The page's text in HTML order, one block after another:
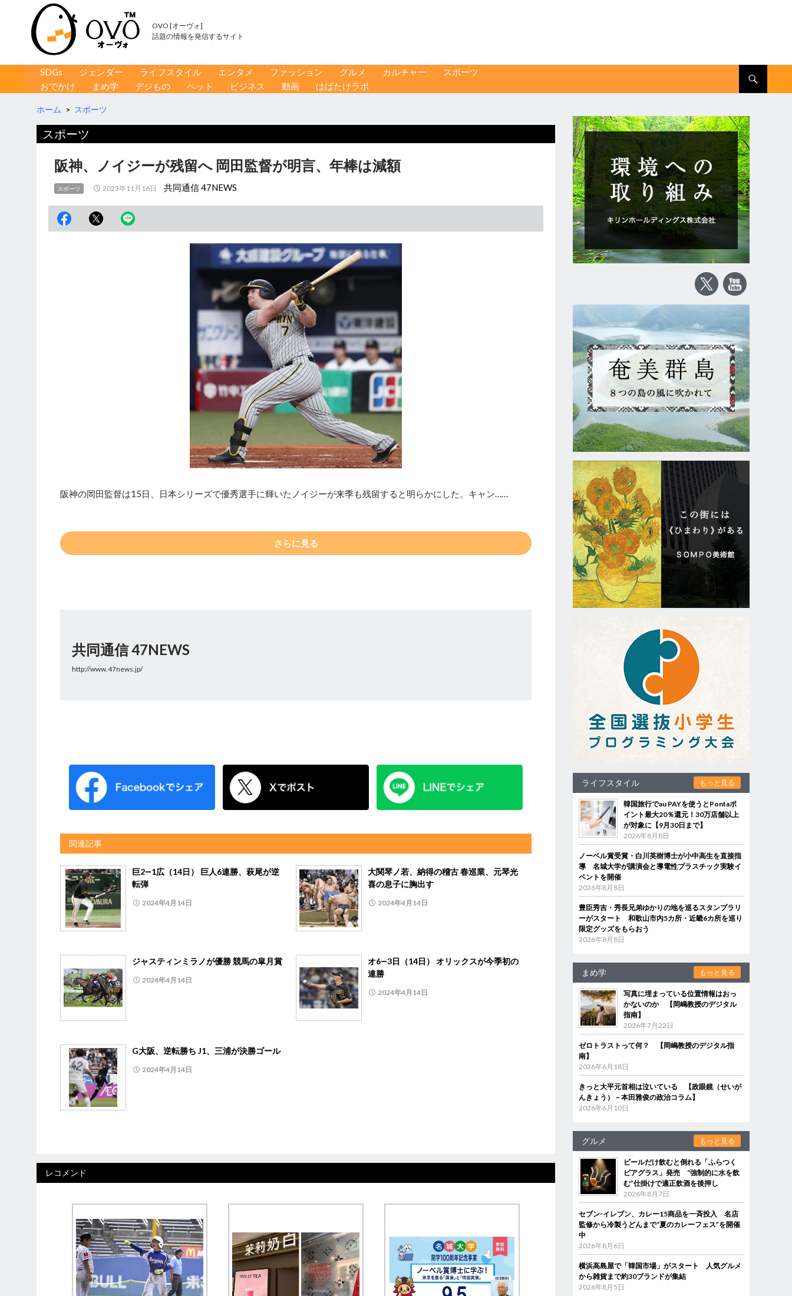
OVO [オーヴォ]
話題の情報を発信するサイト
コンテンツへ移動
SDGs ジェンダー ライフスタイル エンタメ ファッション グルメ カルチャー
スポーツ
おでかけ
まめ学 デジもの ペット ビジネス 動画 はばたけラボ
ホーム > スポーツ
スポーツ
阪神、ノイジーが残留へ 岡田監督が明言、年棒は減額
スポーツ 2023年11月16日 共同通信 47NEWS
阪神の岡田監督は15日、日本シリーズで優秀選手に輝いたノイジーが来季も残留すると明らかにした。キャン……
さらに見る
共同通信 47NEWS
http://www.47news.jp/
関連記事
巨2―1広（14日） 巨人6連勝、萩尾が逆
転弾
2024年4月14日
大関琴ノ若、納得の稽古 春巡業、元琴光
喜の息子に胸出す
2024年4月14日
ジャスティンミラノが優勝 競馬の皐月賞
2024年4月14日
オ6―3日（14日） オリックスが今季初の
連勝
2024年4月14日
G大阪、逆転勝ち J1、三浦が決勝ゴール
2024年4月14日
レコメンド
ライフスタイル もっと見る
韓国旅行でau PAYを使うとPontaポ
イント最大20％還元！30万店舗以上
が対象に【9月30日まで】
2026年8月8日
ノーベル賞受賞・白川英樹博士が小中高生を直接指
導 名城大学が講演会と導電性プラスチック実験イ
ベントを開催
2026年8月8日
豊臣秀吉・秀長兄弟ゆかりの地を巡るスタンプラリ
ーがスタート 和歌山市内5カ所・近畿6カ所を巡り
限定グッズをもらおう
2026年8月8日
まめ学 もっと見る
写真に埋まっている位置情報はおっ
かないのか 【岡嶋教授のデジタル
指南】
2026年7月22日
ゼロトラストって何？ 【岡嶋教授のデジタル指
南】
2026年6月18日
きっと大平元首相は泣いている 【政眼鏡（せいが
んきょう）－本田雅俊の政治コラム】
2026年6月10日
グルメ もっと見る
ビールだけ飲むと倒れる「ふらつく
ビアグラス」発売 “強制的に水を飲
む”仕掛けで適正飲酒を後押し
2026年8月7日
セブン‐イレブン、カレー15商品を一斉投入 名店
監修から冷製うどんまで“夏のカレーフェス”を開催
中
2026年8月6日
横浜高島屋で「韓国市場」がスタート 人気グルメ
から雑貨まで約30ブランドが集結
2026年8月5日